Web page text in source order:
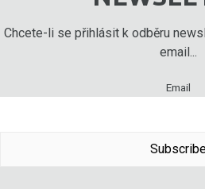
Chcete-li se přihlásit k odběru
email...
Email